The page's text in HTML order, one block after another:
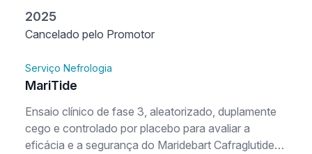
2025
Cancelado pelo Promotor
Serviço Nefrologia
MariTide
Ensaio clínico de fase 3, aleatorizado, duplamente
cego e controlado por placebo para avaliar a
eficácia e a segurança do Maridebart Cafraglutide